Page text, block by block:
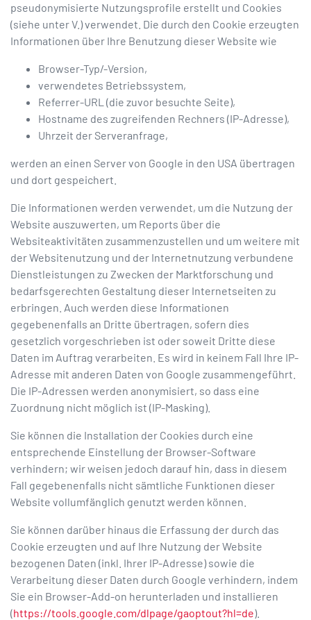
pseudonymisierte Nutzungsprofile erstellt und Cookies
(siehe unter V.) verwendet. Die durch den Cookie erzeugten
Informationen über Ihre Benutzung dieser Website wie
Browser-Typ/-Version,
verwendetes Betriebssystem,
Referrer-URL (die zuvor besuchte Seite),
Hostname des zugreifenden Rechners (IP-Adresse),
Uhrzeit der Serveranfrage,
werden an einen Server von Google in den USA übertragen
und dort gespeichert.
Die Informationen werden verwendet, um die Nutzung der
Website auszuwerten, um Reports über die
Websiteaktivitäten zusammenzustellen und um weitere mit
der Websitenutzung und der Internetnutzung verbundene
Dienstleistungen zu Zwecken der Marktforschung und
bedarfsgerechten Gestaltung dieser Internetseiten zu
erbringen. Auch werden diese Informationen
gegebenenfalls an Dritte übertragen, sofern dies
gesetzlich vorgeschrieben ist oder soweit Dritte diese
Daten im Auftrag verarbeiten. Es wird in keinem Fall Ihre IP-
Adresse mit anderen Daten von Google zusammengeführt.
Die IP-Adressen werden anonymisiert, so dass eine
Zuordnung nicht möglich ist (IP-Masking).
Sie können die Installation der Cookies durch eine
entsprechende Einstellung der Browser-Software
verhindern; wir weisen jedoch darauf hin, dass in diesem
Fall gegebenenfalls nicht sämtliche Funktionen dieser
Website vollumfänglich genutzt werden können.
Sie können darüber hinaus die Erfassung der durch das
Cookie erzeugten und auf Ihre Nutzung der Website
bezogenen Daten (inkl. Ihrer IP-Adresse) sowie die
Verarbeitung dieser Daten durch Google verhindern, indem
Sie ein Browser-Add-on herunterladen und installieren
(https://tools.google.com/dlpage/gaoptout?hl=de).